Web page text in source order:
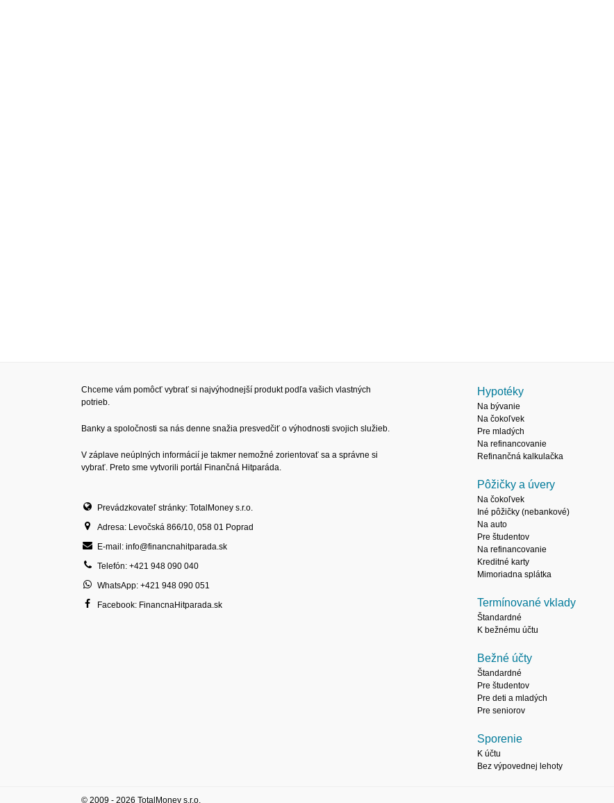
Chceme vám pomôcť vybrať si najvýhodnejší produkt podľa vašich vlastných
potrieb.
Banky a spoločnosti sa nás denne snažia presvedčiť o výhodnosti svojich služieb.
V záplave neúplných informácií je takmer nemožné zorientovať sa a správne si
vybrať. Preto sme vytvorili portál Finančná Hitparáda.
Prevádzkovateľ stránky: TotalMoney s.r.o.
Adresa: Levočská 866/10, 058 01 Poprad
E-mail: info@financnahitparada.sk
Telefón: +421 948 090 040
WhatsApp: +421 948 090 051
Facebook: FinancnaHitparada.sk
Hypotéky
Na bývanie
Na čokoľvek
Pre mladých
Na refinancovanie
Refinančná kalkulačka
Pôžičky a úvery
Na čokoľvek
Iné pôžičky (nebankové)
Na auto
Pre študentov
Na refinancovanie
Kreditné karty
Mimoriadna splátka
Termínované vklady
Štandardné
K bežnému účtu
Bežné účty
Štandardné
Pre študentov
Pre deti a mladých
Pre seniorov
Sporenie
K účtu
Bez výpovednej lehoty
© 2009 - 2026 TotalMoney s.r.o.